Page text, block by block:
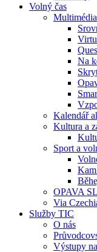
Volný čas
Multimédia
Na
Kalendář
Kultura a
Sport a
OPAVA
Via
Služby TIC
O nás
Výstupy